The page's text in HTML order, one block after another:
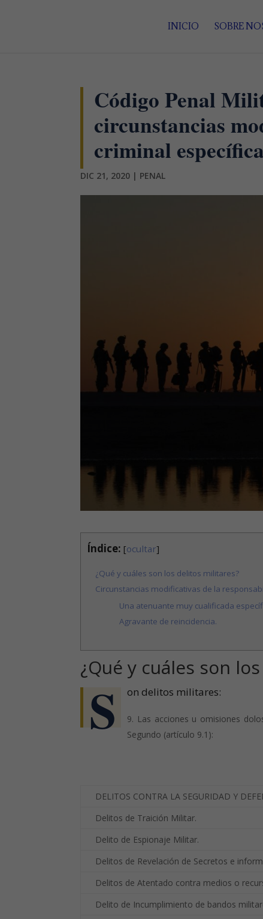
INICIO SOBRE
Código Penal
circunstancias
criminal
DIC 21, 2020 | PENAL
Índice: [ocultar]
¿Qué y cuáles son los delitos militares?
Circunstancias modificativas de la
Una atenuante muy cualificada
Agravante de reincidencia.
¿Qué y cuáles son
S on delitos militares:
Las acciones u omisiones
Segundo (artículo 9.1):
DELITOS CONTRA LA SEGURIDAD Y
Delitos de Traición Militar.
Delito de Espionaje Militar.
Delitos de Revelación de Secretos e
Delitos de Atentado contra medios o
Delito de Incumplimiento de bandos